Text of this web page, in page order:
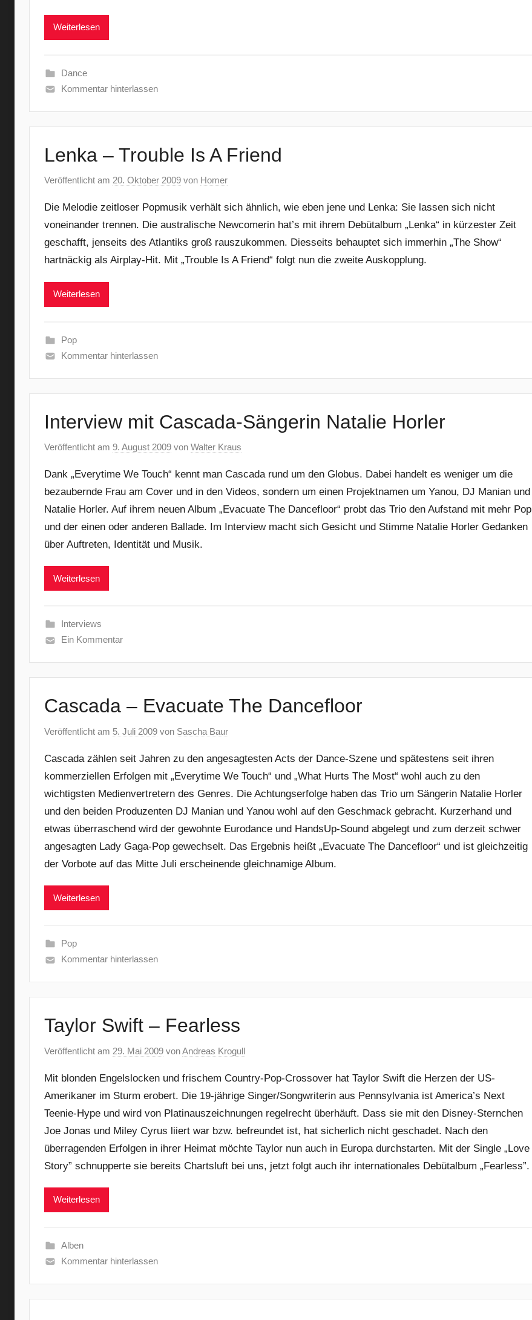
Weiterlesen
Dance
Kommentar hinterlassen
Lenka – Trouble Is A Friend
Veröffentlicht am 20. Oktober 2009 von Homer
Die Melodie zeitloser Popmusik verhält sich ähnlich, wie eben jene und Lenka: Sie lassen sich nicht
voneinander trennen. Die australische Newcomerin hat’s mit ihrem Debütalbum „Lenka“ in kürzester Zeit
geschafft, jenseits des Atlantiks groß rauszukommen. Diesseits behauptet sich immerhin „The Show“
hartnäckig als Airplay-Hit. Mit „Trouble Is A Friend“ folgt nun die zweite Auskopplung.
Weiterlesen
Pop
Kommentar hinterlassen
Interview mit Cascada-Sängerin Natalie Horler
Veröffentlicht am 9. August 2009 von Walter Kraus
Dank „Everytime We Touch“ kennt man Cascada rund um den Globus. Dabei handelt es weniger um die
bezaubernde Frau am Cover und in den Videos, sondern um einen Projektnamen um Yanou, DJ Manian und
Natalie Horler. Auf ihrem neuen Album „Evacuate The Dancefloor“ probt das Trio den Aufstand mit mehr Pop
und der einen oder anderen Ballade. Im Interview macht sich Gesicht und Stimme Natalie Horler Gedanken
über Auftreten, Identität und Musik.
Weiterlesen
Interviews
Ein Kommentar
Cascada – Evacuate The Dancefloor
Veröffentlicht am 5. Juli 2009 von Sascha Baur
Cascada zählen seit Jahren zu den angesagtesten Acts der Dance-Szene und spätestens seit ihren
kommerziellen Erfolgen mit „Everytime We Touch“ und „What Hurts The Most“ wohl auch zu den
wichtigsten Medienvertretern des Genres. Die Achtungserfolge haben das Trio um Sängerin Natalie Horler
und den beiden Produzenten DJ Manian und Yanou wohl auf den Geschmack gebracht. Kurzerhand und
etwas überraschend wird der gewohnte Eurodance und HandsUp-Sound abgelegt und zum derzeit schwer
angesagten Lady Gaga-Pop gewechselt. Das Ergebnis heißt „Evacuate The Dancefloor“ und ist gleichzeitig
der Vorbote auf das Mitte Juli erscheinende gleichnamige Album.
Weiterlesen
Pop
Kommentar hinterlassen
Taylor Swift – Fearless
Veröffentlicht am 29. Mai 2009 vonAndreas Krogull
Mit blonden Engelslocken und frischem Country-Pop-Crossover hat Taylor Swift die Herzen der US-
Amerikaner im Sturm erobert. Die 19-jährige Singer/Songwriterin aus Pennsylvania ist America’s Next
Teenie-Hype und wird von Platinauszeichnungen regelrecht überhäuft. Dass sie mit den Disney-Sternchen
Joe Jonas und Miley Cyrus liiert war bzw. befreundet ist, hat sicherlich nicht geschadet. Nach den
überragenden Erfolgen in ihrer Heimat möchte Taylor nun auch in Europa durchstarten. Mit der Single „Love
Story” schnupperte sie bereits Chartsluft bei uns, jetzt folgt auch ihr internationales Debütalbum „Fearless”.
Weiterlesen
Alben
Kommentar hinterlassen